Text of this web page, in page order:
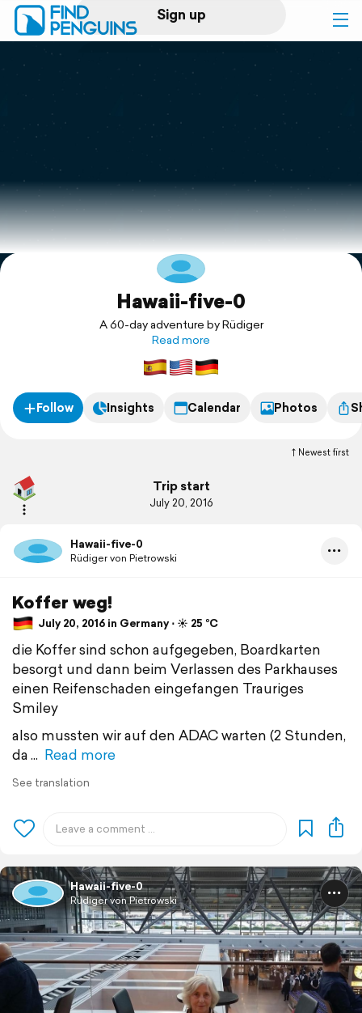
Sign up
Log in
Print a book
Flyover video
Explore
Hawaii-five-0
A 60-day adventure by Rüdiger
Read more
Follow Insights Calendar Photos
Newest first
Trip start
July 20, 2016
Hawaii-five-0
Rüdiger von Pietrowski
Koffer weg!
July 20, 2016 in Germany ⋅ ☀️ 25 °C
die Koffer sind schon aufgegeben, Boardkarten
besorgt und dann beim Verlassen des Parkhauses
einen Reifenschaden eingefangen Trauriges
Smiley
also mussten wir auf den ADAC warten (2 Stunden,
da
Read more
See translation
Hawaii-five-0
Rüdiger von Pietrowski